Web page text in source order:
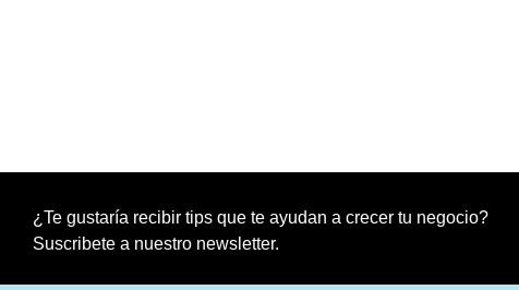
¿Te gustaría recibir tips que te ayudan a crecer tu negocio?
Suscribete a nuestro newsletter.